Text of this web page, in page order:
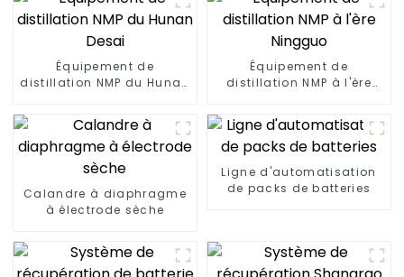
Équipement de
distillation NMP du Hunan
Équipement de
distillation NMP à l'ère
Calandre à diaphragme
à électrode sèche
Ligne d'automatisation
de packs de batteries